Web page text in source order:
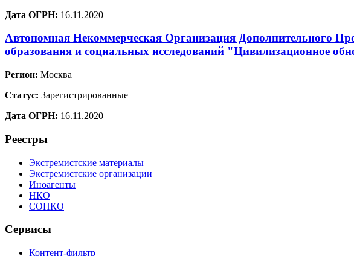
Дата ОГРН: 16.11.2020
Автономная Некоммерческая Организация Дополнительного
образования и социальных исследований "Цивилизационное
Регион: Москва
Статус: Зарегистрированные
Дата ОГРН: 16.11.2020
Реестры
Экстремистские материалы
Экстремистские организации
Иноагенты
НКО
СОНКО
Сервисы
Контент-фильтр